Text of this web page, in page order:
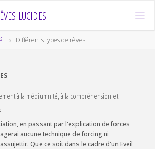
ÊVES LUCIDES
Différents types de rêves
à la médiumnité, à la compréhension et
en passant par l'explication de forces
aucune technique de forcing ni
Que ce soit dans le cadre d'un Eveil